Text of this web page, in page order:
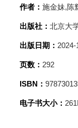
作者： 施金妹,陈
出版社： 北京大
出版日期： 2024-
页数： 292
ISBN：
电子书大小：